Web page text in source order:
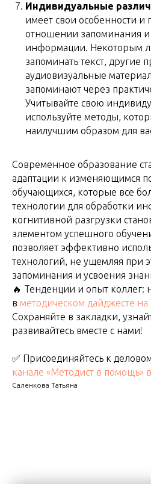
Индивидуальные
имеет свои особенности и
отношении запоминания и
информации. Некоторым
запоминать текст, другие
аудиовизуальные
запоминают через
Учитывайте свою
используйте методы,
наилучшим образом для
Современное образование
адаптации к изменяющимся
обучающихся, которые все
технологии для обработки
когнитивной разгрузки
элементом успешного
позволяет эффективно
технологий, не ущемляя при
запоминания и усвоения
🔥 Тенденции и опыт коллег:
в методическом дайджесте
Сохраняйте в закладки,
развивайтесь вместе с нами!
✅ Присоединяйтесь к
канале «Методист в помощь»
Саленкова Татьяна